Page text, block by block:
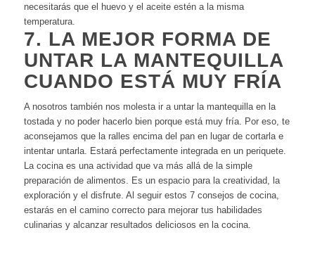
necesitarás que el huevo y el aceite estén a la misma
temperatura.
7. LA MEJOR FORMA DE
UNTAR LA MANTEQUILLA
CUANDO ESTÁ MUY FRÍA
A nosotros también nos molesta ir a untar la mantequilla en la
tostada y no poder hacerlo bien porque está muy fría. Por eso, te
aconsejamos que la ralles encima del pan en lugar de cortarla e
intentar untarla. Estará perfectamente integrada en un periquete.
La cocina es una actividad que va más allá de la simple
preparación de alimentos. Es un espacio para la creatividad, la
exploración y el disfrute. Al seguir estos 7 consejos de cocina,
estarás en el camino correcto para mejorar tus habilidades
culinarias y alcanzar resultados deliciosos en la cocina.